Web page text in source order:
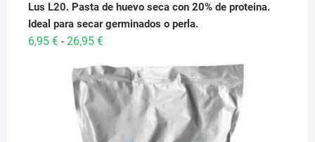
Lus L20. Pasta de huevo seca con 20% de proteina.
Ideal para secar germinados o perla.
6,95 € - 26,95 €Rango
precios:
desde
6,95 €